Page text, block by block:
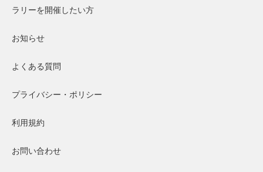
ラリーを開催したい方
お知らせ
よくある質問
プライバシー・ポリシー
利用規約
お問い合わせ